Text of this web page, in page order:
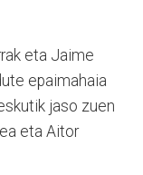
eta Jaime
epaimahaia
jaso zuen
eta Aitor